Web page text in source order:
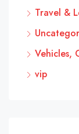
Travel &
Vehicles,
vip